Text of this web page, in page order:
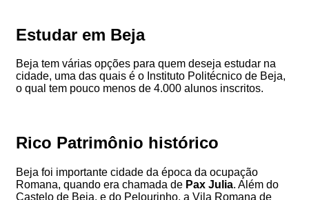
Estudar em Beja
Beja tem várias opções para quem deseja estudar na
cidade, uma das quais é o Instituto Politécnico de Beja,
o qual tem pouco menos de 4.000 alunos inscritos.
Rico Patrimônio histórico
Beja foi importante cidade da época da ocupação
Romana, quando era chamada de Pax Julia. Além do
Castelo de Beja, e do Pelourinho, a Vila Romana de